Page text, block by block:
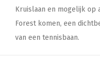
Kruislaan en mogelijk op
Forest komen, een
van een tennisbaan.